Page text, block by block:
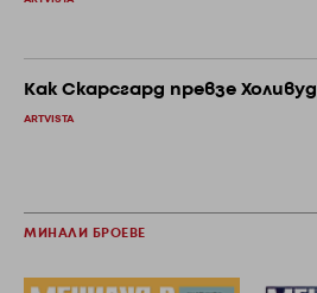
Как Скарсгард превзе Холивуд
ARTVISTA
МИНАЛИ БРОЕВЕ